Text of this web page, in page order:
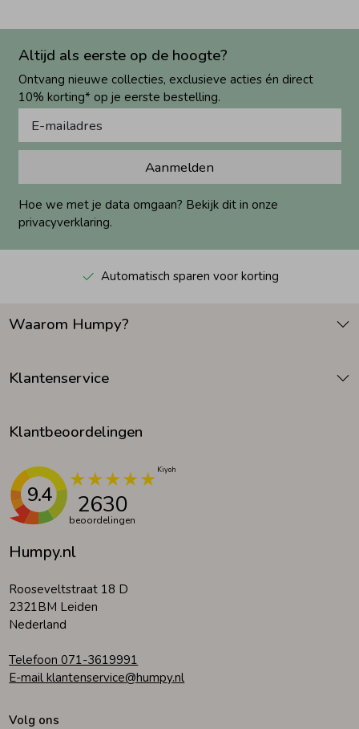
Altijd als eerste op de hoogte?
Ontvang nieuwe collecties, exclusieve acties én direct
10% korting* op je eerste bestelling.
Aanmelden
Hoe we met je data omgaan? Bekijk dit in onze
privacyverklaring.
Automatisch sparen voor korting
Humpy.nl
Rooseveltstraat 18 D
2321BM Leiden
Nederland
Telefoon 071-3619991
E-mail klantenservice@humpy.nl
Waarom Humpy?
Klantenservice
Klantbeoordelingen
9.4 2630
beoordelingen
Volg ons